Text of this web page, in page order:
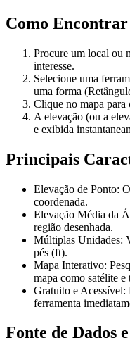
Como
Procure um local ou
interesse.
Selecione uma
uma forma
Clique no mapa para
A elevação (ou a
e exibida
Principais
Elevação de Ponto:
coordenada.
Elevação Média da
região desenhada.
Múltiplas Unidades:
pés (ft).
Mapa Interativo:
mapa como satélite e
Gratuito e Acessível:
ferramenta
Fonte de Dados